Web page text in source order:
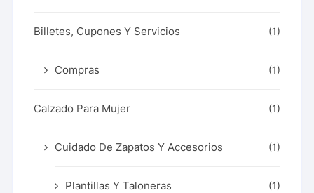
Billetes, Cupones Y Servicios (1)
Compras (1)
Calzado Para Mujer (1)
Cuidado De Zapatos Y Accesorios (1)
Plantillas Y Taloneras (1)